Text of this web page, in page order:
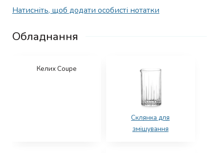
Натисніть, щоб додати особисті нотатки
Обладнання
Келих Coupe
Склянка для
змішування